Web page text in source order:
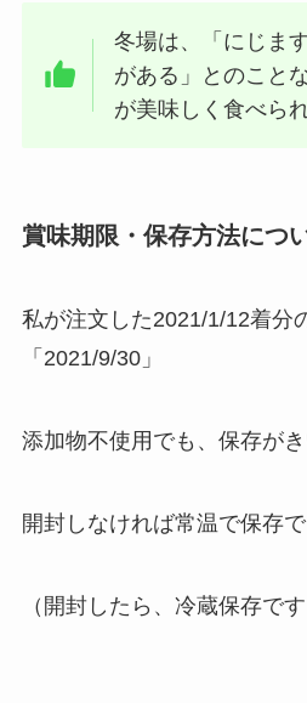
冬場は、「にじま
がある」とのこと
が美味しく食べら
賞味期限・保存方法につ
私が注文した2021/1/12着分
「2021/9/30」
添加物不使用でも、保存がき
開封しなければ常温で保存で
（開封したら、冷蔵保存です